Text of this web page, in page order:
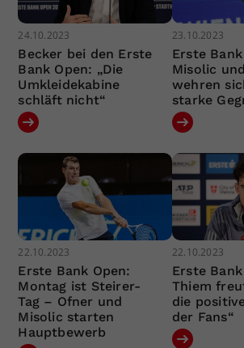
24.10.2023
Becker bei den Erste
Bank Open: „Die
Umkleidekabine
schläft nicht“
23.10.2023
Erste
Misolic
wehren
starke
22.10.2023
Erste Bank Open:
Montag ist Steirer-
Tag – Ofner und
Misolic starten
Hauptbewerb
22.10.2023
Erste
Thiem
die
der Fans“